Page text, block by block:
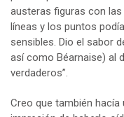
austeras figuras con
líneas y los puntos
sensibles. Dio el sabor
así como Béarnaise) al
verdaderos”.
Creo que también